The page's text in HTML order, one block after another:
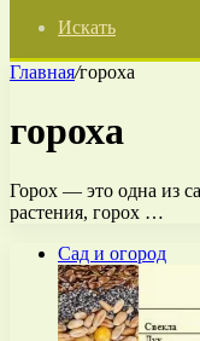
Искать
Главная/гороха
гороха
Горох — это одна из
растения, горох …
Сад и огород